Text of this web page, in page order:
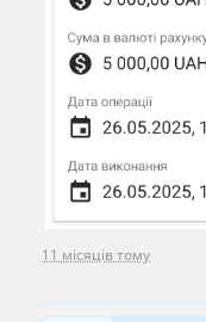
11 місяців тому